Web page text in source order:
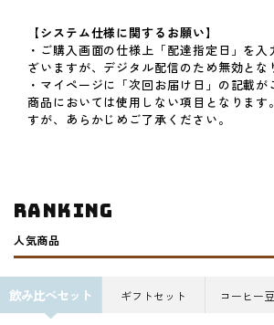
【システム仕様に関するお願い】
・ご購入画面の仕様上「配達指定日」を
ざいますが、デジタル配信のため無効とな
・マイページに「次回お届け日」の記載
商品においては使用しない項目となります
すが、あらかじめご了承ください。
ranking
人気商品
飲み比べセット ギフトセット コーヒー